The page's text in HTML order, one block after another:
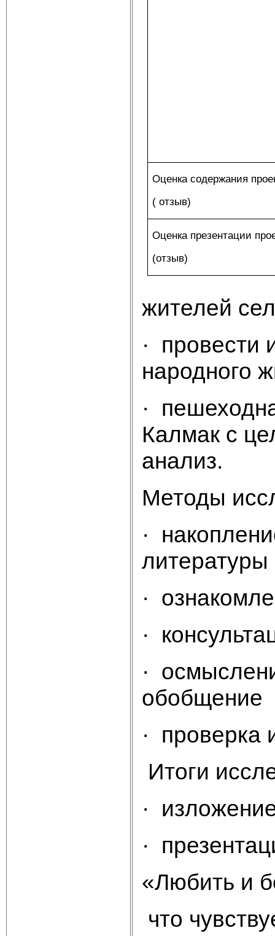
Оценка содержания
( отзыв)
Оценка презентации
(отзыв)
жителей
· провести
народного
·
Калмак с
анализ.
Методы
·
литературы
·
·
·
обобщение
· проверка
Итоги
·
·
«Любить и
что